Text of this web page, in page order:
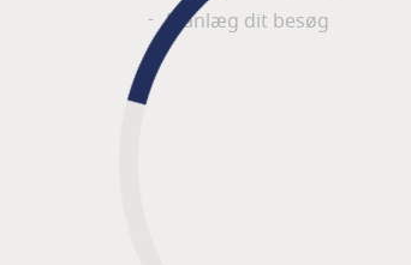
Planlæg dit besøg